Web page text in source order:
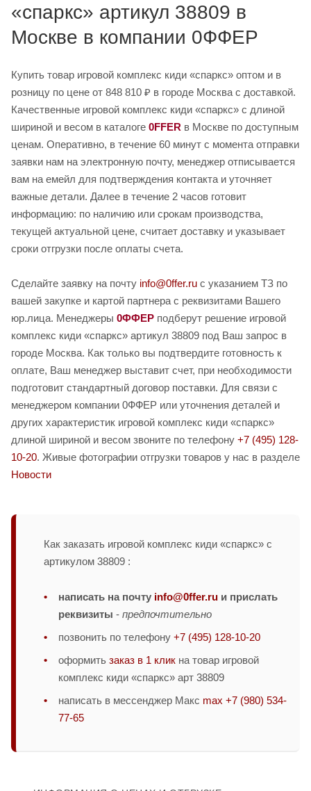
«спаркс» артикул 38809 в
Москве в компании 0ФФЕР
Купить товар игровой комплекс киди «спаркс» оптом и в
розницу по цене от 848 810 ₽ в городе Москва с доставкой.
Качественные игровой комплекс киди «спаркс» с длиной
шириной и весом в каталоге 0FFER в Москве по доступным
ценам. Оперативно, в течение 60 минут с момента отправки
заявки нам на электронную почту, менеджер отписывается
вам на емейл для подтверждения контакта и уточняет
важные детали. Далее в течение 2 часов готовит
информацию: по наличию или срокам производства,
текущей актуальной цене, считает доставку и указывает
сроки отгрузки после оплаты счета.
Сделайте заявку на почту info@0ffer.ru с указанием ТЗ по
вашей закупке и картой партнера с реквизитами Вашего
юр.лица. Менеджеры 0ФФЕР подберут решение игровой
комплекс киди «спаркс» артикул 38809 под Ваш запрос в
городе Москва. Как только вы подтвердите готовность к
оплате, Ваш менеджер выставит счет, при необходимости
подготовит стандартный договор поставки. Для связи с
менеджером компании 0ФФЕР или уточнения деталей и
других характеристик игровой комплекс киди «спаркс»
длиной шириной и весом звоните по телефону +7 (495) 128-
10-20. Живые фотографии отгрузки товаров у нас в разделе
Новости
Как заказать игровой комплекс киди «спаркс» с
артикулом 38809 :
написать на почту info@0ffer.ru и прислать
реквизиты - предпочтительно
позвонить по телефону +7 (495) 128-10-20
оформить заказ в 1 клик на товар игровой
комплекс киди «спаркс» арт 38809
написать в мессенджер Макс max +7 (980) 534-
77-65